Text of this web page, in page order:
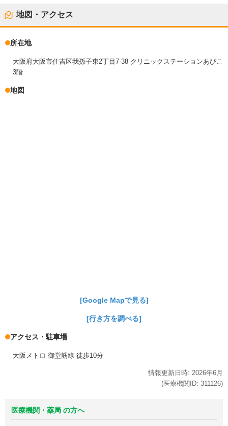
地図・アクセス
所在地
大阪府大阪市住吉区我孫子東2丁目7-38 クリニックステーションあびこ
3階
地図
[Google Mapで見る]
[行き方を調べる]
アクセス・駐車場
大阪メトロ 御堂筋線 徒歩10分
情報更新日時: 2026年6月
(医療機関ID: 311126)
医療機関・薬局 の方へ